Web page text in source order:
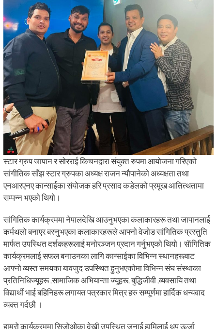
स्टार ग्रुप जापान र सोरराई किचनद्वारा संयुक्त रुपमा आयोजना गरिएको
सांगीतिक साँझ स्टार ग्रुपका अध्यक्ष राजन न्यौपानेको अध्यक्षता तथा
एनआरएनए कान्साईका संयोजक हरि प्रसाद कडेलको प्रमूख आतित्थतामा
सम्पन्न भएको थियो।
सांगितिक कार्यक्रममा नेपालदेखि आउनुभएका कलाकारहरू तथा जापानलाई
कर्मथलो बनाएर बस्नुभएका कलाकारहरूले आफ्नो वेजोड सांगितिक प्रस्तुति
मार्फत उपस्थित दर्शकहरूलाई मनोरञ्जन प्रदान गर्नुभएको थियो। सॅागितिक
कार्यक्रमलाई सफल बनाउनका लागि कान्साईका विभिन्न स्थानहरूबाट
आफ्नो व्यस्त समयका बावजुद उपस्थित हुनुभएकोमा विभिन्न संघ संस्थाका
प्रतिनिधिज्यूहरू ,सामाजिक अभियान्ता ज्यूहरू, बुद्धिजीवी ,व्यवसायि तथा
विद्यार्थी भाई बहिनिहरू लगायत पत्रकार मित्र हरु सम्पूर्णमा हार्दिक धन्यवाद
व्यक्त गर्दछौ ।
हाम्रो कार्यक्रममा सिजोओका देखी उपस्थित जनाई हामिलाई थप ऊर्जा